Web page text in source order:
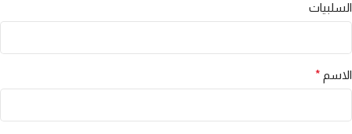
السلبيات
الاسم *